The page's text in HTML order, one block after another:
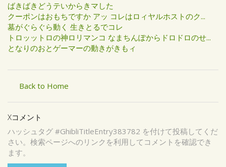
ばきばきどうテいからきマした
クーポンはおもちですか アッ コレはロィヤルホストのク...
墓がぐらぐら動く 生きとるでコレ
トロッットロの神ロリマンコ なまちんぽからドロドロのせ...
となりのおとゲーマーの動きがきもィ
Back to Home
Xコメント
ハッシュタグ #GhibliTitleEntry383782 を付けて投稿してくだ
さい。検索ページへのリンクを利用してコメントを確認でき
ます。